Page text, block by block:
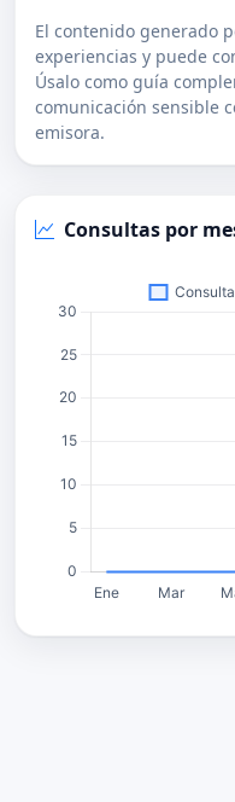
El contenido generado
experiencias y puede
Úsalo como guía
comunicación sensible
emisora.
Consultas por